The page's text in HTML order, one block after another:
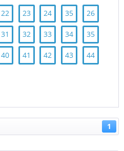
22 23 24 35 26
31 32 33 34 35
40 41 42 43 44
1